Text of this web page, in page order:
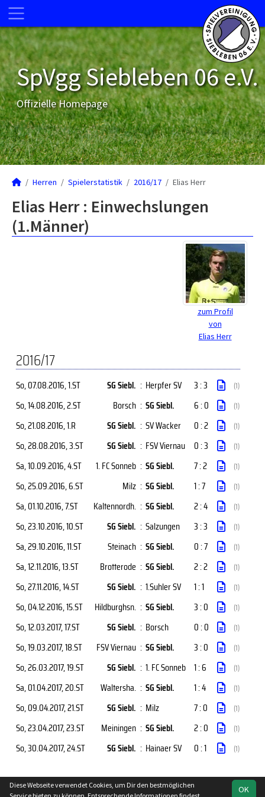
SpVgg Siebleben 06 e.V.
Offizielle Homepage
Herren Spielerstatistik 2016/17 Elias Herr
Elias Herr : Einwechslungen
(1.Männer)
zum Profil
von
Elias Herr
2016/17
So, 07.08.2016, 1.ST SG Siebl. : Herpfer SV 3 : 3 (1)
So, 14.08.2016, 2.ST Borsch : SG Siebl. 6 : 0 (1)
So, 21.08.2016, 1.R SG Siebl. : SV Wacker 0 : 2 (1)
So, 28.08.2016, 3.ST SG Siebl. : FSV Viernau 0 : 3 (1)
Sa, 10.09.2016, 4.ST 1. FC Sonneb : SG Siebl. 7 : 2 (1)
So, 25.09.2016, 6.ST Milz : SG Siebl. 1 : 7 (1)
Sa, 01.10.2016, 7.ST Kaltennordh. : SG Siebl. 2 : 4 (1)
So, 23.10.2016, 10.ST SG Siebl. : Salzungen 3 : 3 (1)
Sa, 29.10.2016, 11.ST Steinach : SG Siebl. 0 : 7 (1)
Sa, 12.11.2016, 13.ST Brotterode : SG Siebl. 2 : 2 (1)
So, 27.11.2016, 14.ST SG Siebl. : 1.Suhler SV 1 : 1 (1)
So, 04.12.2016, 15.ST Hildburghsn. : SG Siebl. 3 : 0 (1)
So, 12.03.2017, 17.ST SG Siebl. : Borsch 0 : 0 (1)
So, 19.03.2017, 18.ST FSV Viernau : SG Siebl. 3 : 0 (1)
So, 26.03.2017, 19.ST SG Siebl. : 1. FC Sonneb 1 : 6 (1)
Sa, 01.04.2017, 20.ST Waltersha. : SG Siebl. 1 : 4 (1)
So, 09.04.2017, 21.ST SG Siebl. : Milz 7 : 0 (1)
So, 23.04.2017, 23.ST Meiningen : SG Siebl. 2 : 0 (1)
So, 30.04.2017, 24.ST SG Siebl. : Hainaer SV 0 : 1 (1)
soccero.de OK
Diese Webseite verwendet Cookies, um Dir den bestmöglichen